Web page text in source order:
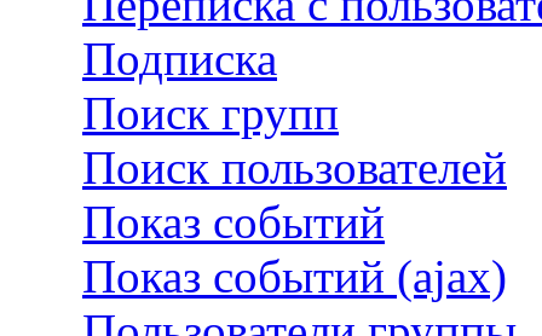
Подписка
Поиск групп
Поиск пользователей
Показ событий
Показ событий (ajax)